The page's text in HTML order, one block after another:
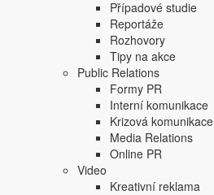
Případové studie
Reportáže
Rozhovory
Tipy na akce
Public Relations
Formy PR
Interní komunikace
Krizová komunikace
Media Relations
Online PR
Video
Kreativní reklama